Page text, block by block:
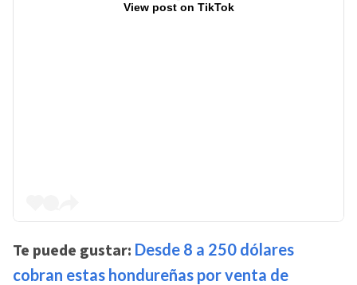
View post on TikTok
Te puede gustar: Desde 8 a 250 dólares
cobran estas hondureñas por venta de